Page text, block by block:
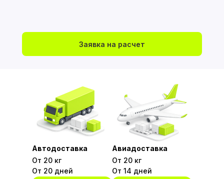
Заявка на расчет
Автодоставка
От 20 кг
От 20 дней
Авиадоставка
От 20 кг
От 14 дней